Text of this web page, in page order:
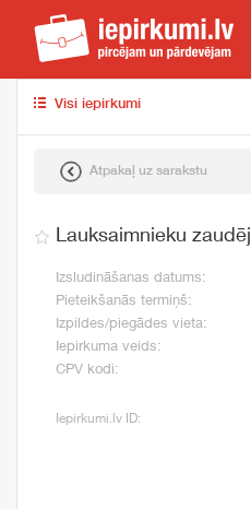
Visi iepirkumi
Atpakaļ uz sarakstu
Lauksaimnieku
Izsludināšanas datums:
Pieteikšanās termiņš:
Izpildes/piegādes vieta:
Iepirkuma veids:
CPV kodi:
Iepirkumi.lv ID: